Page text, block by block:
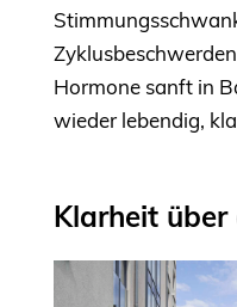
Hormone sanft in
wieder lebendig,
Klarheit über